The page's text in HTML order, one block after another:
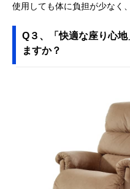
使用しても体に負担が少なく
Q３、「快適な座り心
ますか？